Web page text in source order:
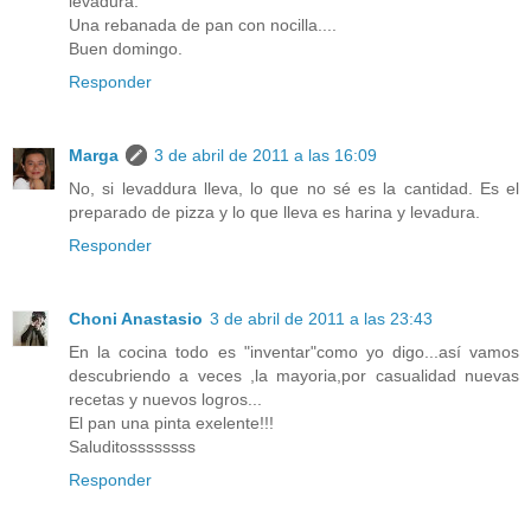
Una rebanada de pan con nocilla....
Buen domingo.
Responder
Marga
3 de abril de 2011 a las 16:09
No, si levaddura lleva, lo que no sé es la cantidad. Es el
preparado de pizza y lo que lleva es harina y levadura.
Responder
Choni Anastasio 3 de abril de 2011 a las 23:43
En la cocina todo es "inventar"como yo digo...así vamos
descubriendo a veces ,la mayoria,por casualidad nuevas
recetas y nuevos logros...
El pan una pinta exelente!!!
Saluditossssssss
Responder